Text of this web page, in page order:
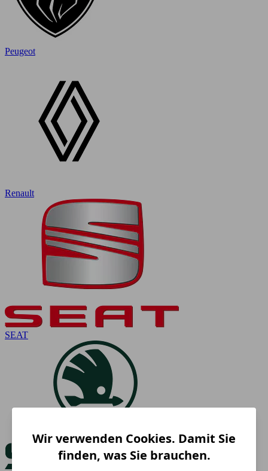
Peugeot
Renault
SEAT
Wir verwenden Cookies. Damit Sie
finden, was Sie brauchen.